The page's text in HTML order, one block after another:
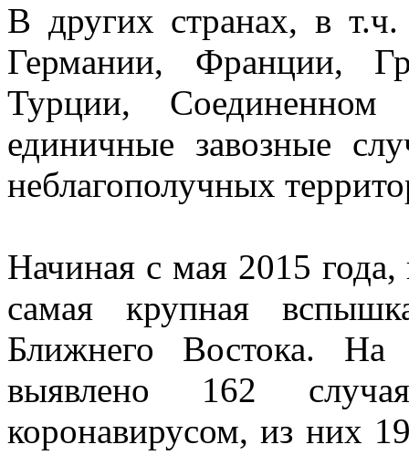
В других странах, в
Германии, Франции,
Турции, Соединенном
единичные завозные
неблагополучных
Начиная с мая 2015
самая крупная
Ближнего Востока.
выявлено 162
коронавирусом, из них